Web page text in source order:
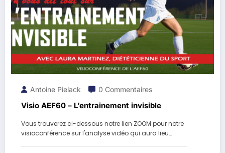
Antoine Pielack 0 Commentaires
Visio AEF60 – L’entrainement invisible
Vous trouverez ci-dessous notre lien ZOOM pour notre
visioconférence sur l'analyse vidéo qui aura lieu…